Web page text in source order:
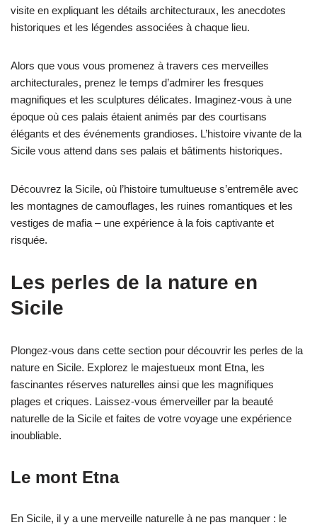
visite en expliquant les détails architecturaux, les anecdotes
historiques et les légendes associées à chaque lieu.
Alors que vous vous promenez à travers ces merveilles
architecturales, prenez le temps d’admirer les fresques
magnifiques et les sculptures délicates. Imaginez-vous à une
époque où ces palais étaient animés par des courtisans
élégants et des événements grandioses. L’histoire vivante de la
Sicile vous attend dans ses palais et bâtiments historiques.
Découvrez la Sicile, où l’histoire tumultueuse s’entremêle avec
les montagnes de camouflages, les ruines romantiques et les
vestiges de mafia – une expérience à la fois captivante et
risquée.
Les perles de la nature en
Sicile
Plongez-vous dans cette section pour découvrir les perles de la
nature en Sicile. Explorez le majestueux mont Etna, les
fascinantes réserves naturelles ainsi que les magnifiques
plages et criques. Laissez-vous émerveiller par la beauté
naturelle de la Sicile et faites de votre voyage une expérience
inoubliable.
Le mont Etna
En Sicile, il y a une merveille naturelle à ne pas manquer : le